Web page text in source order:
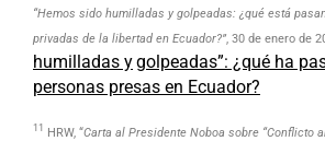
“Hemos sido humilladas y golpeadas: ¿qué está
privadas de la libertad en Ecuador?”, 30 de enero de
humilladas ygolpeadas”: ¿qué ha
personas presas en Ecuador?
11 HRW, “Carta al Presidente Noboa sobre “Conflicto